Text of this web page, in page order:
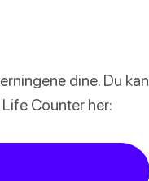
dine. Du kan
Counter her: